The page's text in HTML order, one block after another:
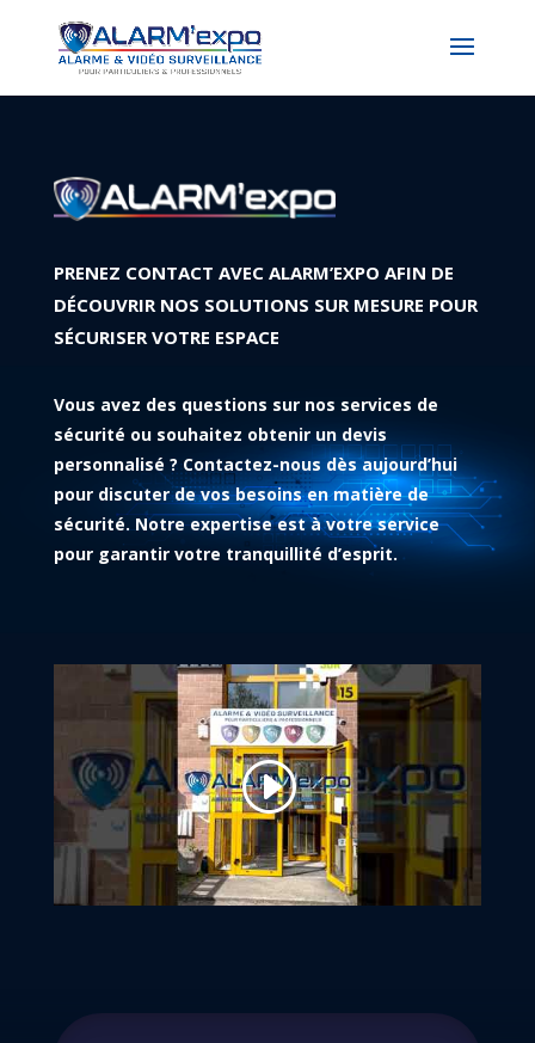
PRENEZ CONTACT AVEC ALARM’EXPO AFIN DE
DÉCOUVRIR NOS SOLUTIONS SUR MESURE POUR
SÉCURISER VOTRE ESPACE
Vous avez des questions sur nos services de
sécurité ou souhaitez obtenir un devis
personnalisé ? Contactez-nous dès aujourd’hui
pour discuter de vos besoins en matière de
sécurité. Notre expertise est à votre service
pour garantir votre tranquillité d’esprit.